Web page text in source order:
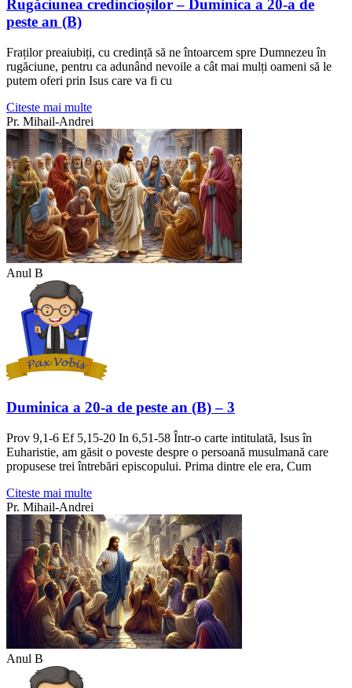
Rugăciunea credincioșilor – Duminica a 20-a de
peste an (B)
Fraților preaiubiți, cu credință să ne întoarcem spre Dumnezeu în
rugăciune, pentru ca adunând nevoile a cât mai mulți oameni să le
putem oferi prin Isus care va fi cu
Citeste mai multe
Pr. Mihail-Andrei
Anul B
Duminica a 20-a de peste an (B) – 3
Prov 9,1-6 Ef 5,15-20 In 6,51-58 Într-o carte intitulată, Isus în
Euharistie, am găsit o poveste despre o persoană musulmană care
propusese trei întrebări episcopului. Prima dintre ele era, Cum
Citeste mai multe
Pr. Mihail-Andrei
Anul B